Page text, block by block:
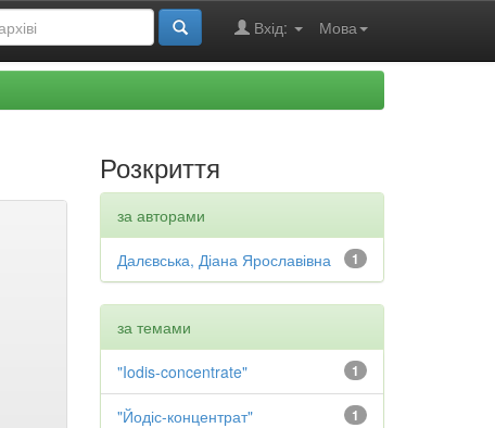
Мова
Вхід:
Розкриття
за авторами
1
Далєвська, Діана Ярославівна
за темами
1
"Iodis-concentrate"
1
"Йодіс-концентрат"